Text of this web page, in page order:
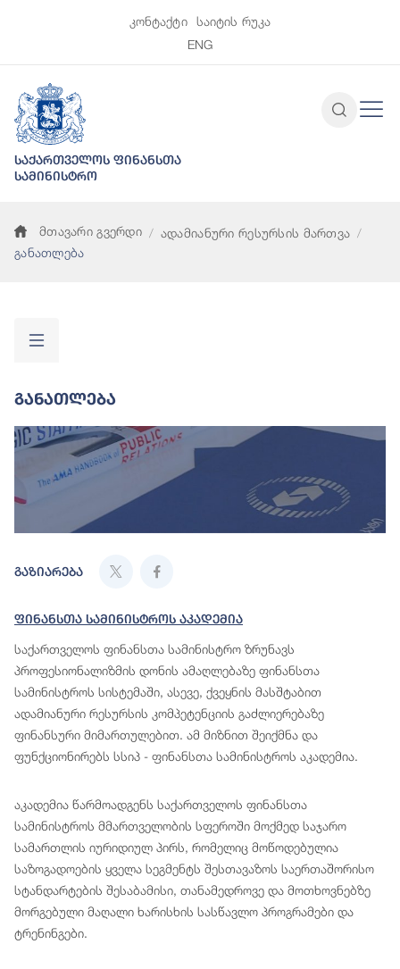
კონტაქტი
საიტის რუკა
ENG
საქართველოს ფინანსთა
სამინისტრო
მთავარი გვერდი
ადამიანური რესურსის მართვა
განათლება
Განათლება
გაზიარება
Ფინანსთა Სამინისტროს Აკადემია
საქართველოს ფინანსთა სამინისტრო ზრუნავს
პროფესიონალიზმის დონის ამაღლებაზე ფინანსთა
სამინისტროს სისტემაში, ასევე, ქვეყნის მასშტაბით
ადამიანური რესურსის კომპეტენციის გაძლიერებაზე
ფინანსური მიმართულებით. ამ მიზნით შეიქმნა და
ფუნქციონირებს სსიპ - ფინანსთა სამინისტროს აკადემია.
აკადემია წარმოადგენს საქართველოს ფინანსთა
სამინისტროს მმართველობის სფეროში მოქმედ საჯარო
სამართლის იურიდიულ პირს, რომელიც მოწოდებულია
საზოგადოების ყველა სეგმენტს შესთავაზოს საერთაშორისო
სტანდარტების შესაბამისი, თანამედროვე და მოთხოვნებზე
მორგებული მაღალი ხარისხის სასწავლო პროგრამები და
ტრენინგები.